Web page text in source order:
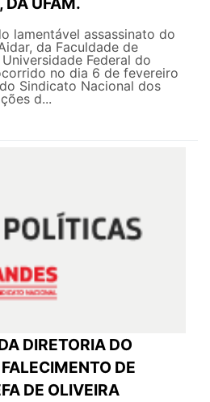
lamentável assassinato do
da Faculdade de
Federal do
no dia 6 de fevereiro
Sindicato Nacional dos
d...
DIRETORIA DO
DE
DE OLIVEIRA